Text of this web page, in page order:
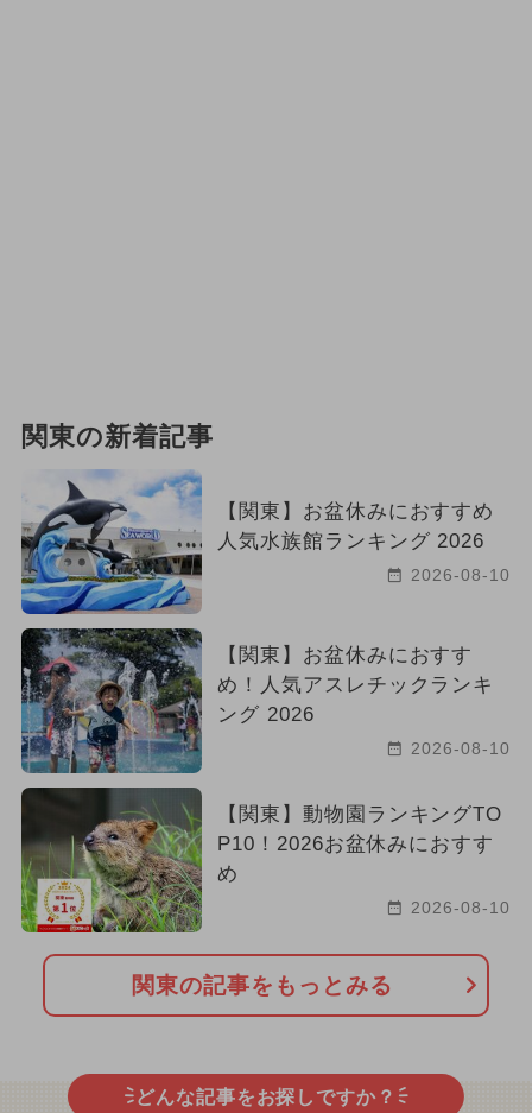
関東の新着記事
【関東】お盆休みにおすすめ
人気水族館ランキング 2026
2026-08-10
【関東】お盆休みにおすす
め！人気アスレチックランキ
ング 2026
2026-08-10
【関東】動物園ランキングTO
P10！2026お盆休みにおすす
め
2026-08-10
関東の記事をもっとみる
どんな記事をお探しですか？